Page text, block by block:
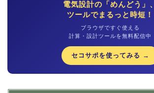
電気設計の「めんどう」、
ツールでまるっと時短！
ブラウザですぐ使える
計算・設計ツールを無料配信中
セコサポを使ってみる →